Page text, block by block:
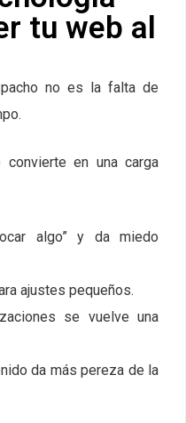
tu web al
no es la falta de
en una carga
algo” y da miedo
ajustes pequeños.
se vuelve una
da más pereza de la